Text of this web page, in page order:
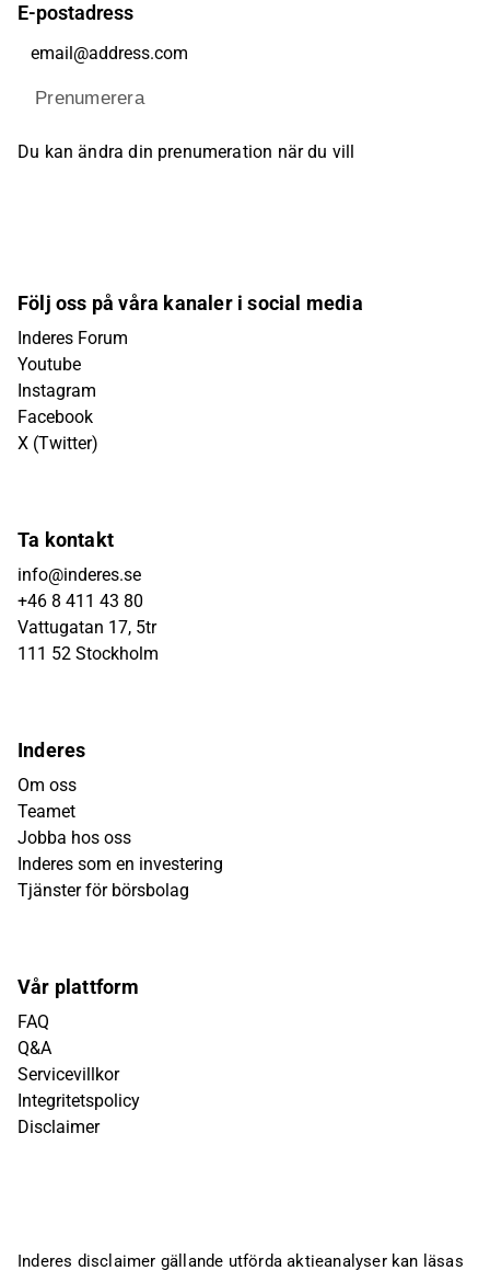
E-postadress
Prenumerera
Du kan ändra din prenumeration när du vill
Följ oss på våra kanaler i social media
Inderes Forum
Youtube
Instagram
Facebook
X (Twitter)
Ta kontakt
info@inderes.se
+46 8 411 43 80
Vattugatan 17, 5tr
111 52 Stockholm
Inderes
Om oss
Teamet
Jobba hos oss
Inderes som en investering
Tjänster för börsbolag
Vår plattform
FAQ
Q&A
Servicevillkor
Integritetspolicy
Disclaimer
Inderes disclaimer gällande utförda aktieanalyser kan läsas